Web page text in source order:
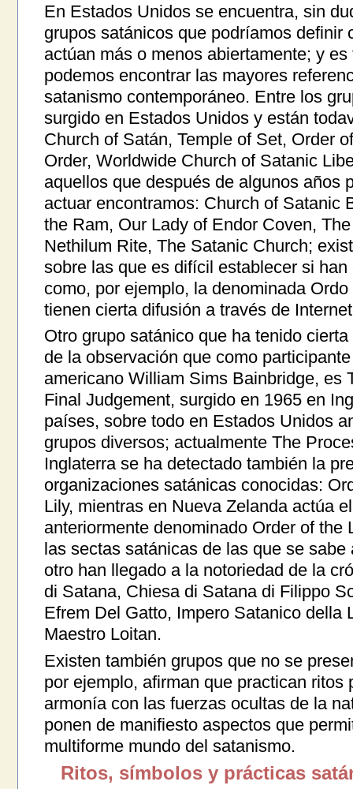
En Estados Unidos se encuentra, sin
grupos satánicos que podríamos definir
actúan más o menos abiertamente; y
podemos encontrar las mayores
satanismo contemporáneo. Entre los
surgido en Estados Unidos y están
Church of Satán, Temple of Set, Order
Order, Worldwide Church of Satanic
aquellos que después de algunos años
actuar encontramos: Church of Satanic
the Ram, Our Lady of Endor Coven,
Nethilum Rite, The Satanic Church;
sobre las que es difícil establecer si
como, por ejemplo, la denominada
tienen cierta difusión a través de
Otro grupo satánico que ha tenido
de la observación que como
americano William Sims Bainbridge, es
Final Judgement, surgido en 1965 en
países, sobre todo en Estados Unidos
grupos diversos; actualmente The
Inglaterra se ha detectado también la
organizaciones satánicas conocidas:
Lily, mientras en Nueva Zelanda actúa
anteriormente denominado Order of the
las sectas satánicas de las que se
otro han llegado a la notoriedad de la
di Satana, Chiesa di Satana di Filippo
Efrem Del Gatto, Impero Satanico della
Maestro Loitan.
Existen también grupos que no se
por ejemplo, afirman que practican ritos
armonía con las fuerzas ocultas de la
ponen de manifiesto aspectos que
multiforme mundo del satanismo.
Ritos, símbolos y prácticas